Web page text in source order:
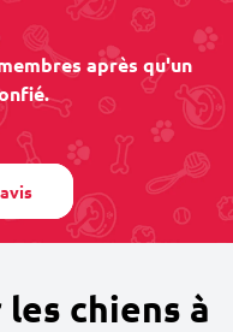
après qu'un
chiens à